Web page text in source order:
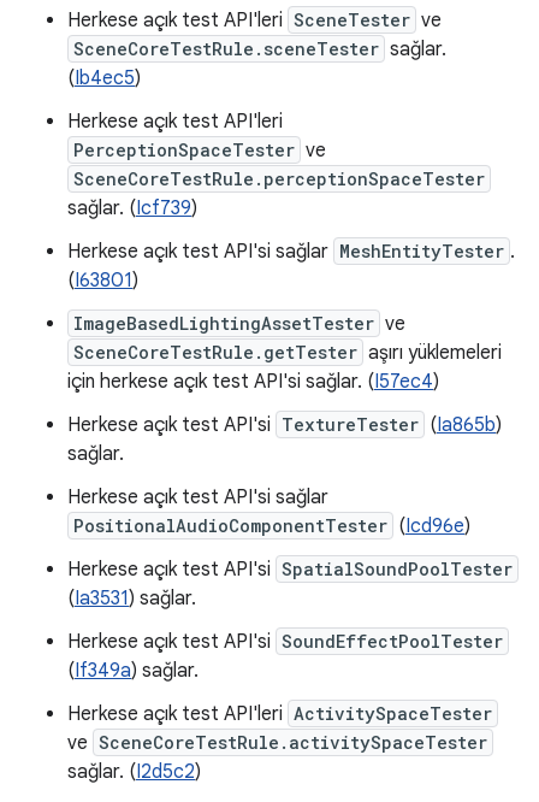
Herkese açık test API'leri SceneTester ve
SceneCoreTestRule.sceneTester sağlar.
(Ib4ec5)
Herkese açık test API'leri
PerceptionSpaceTester ve
SceneCoreTestRule.perceptionSpaceTester
sağlar. (Icf739)
Herkese açık test API'si sağlar MeshEntityTester .
(I63801)
ImageBasedLightingAssetTester ve
SceneCoreTestRule.getTester aşırı yüklemeleri
için herkese açık test API'si sağlar. (I57ec4)
Herkese açık test API'si TextureTester (Ia865b)
sağlar.
Herkese açık test API'si sağlar
PositionalAudioComponentTester (Icd96e)
Herkese açık test API'si SpatialSoundPoolTester
(Ia3531) sağlar.
Herkese açık test API'si SoundEffectPoolTester
(If349a) sağlar.
Herkese açık test API'leri ActivitySpaceTester
ve SceneCoreTestRule.activitySpaceTester
sağlar. (I2d5c2)